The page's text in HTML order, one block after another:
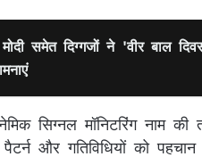
समेत दिग्गजों ने 'वीर बाल
सिग्नल मॉनिटरिंग नाम
पैटर्न और गतिविधियों को